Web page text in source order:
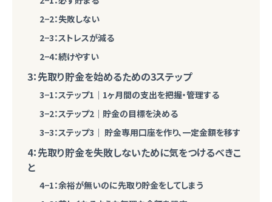
2−2：失敗しない
2−3：ストレスが減る
2−4：続けやすい
3：先取り貯金を始めるための3ステップ
3−1：ステップ1｜1ヶ月間の支出を把握・管理する
3−2：ステップ2｜貯金の目標を決める
3−3：ステップ3｜ 貯金専用口座を作り、一定金額を移す
4：先取り貯金を失敗しないために気をつけるべきこ
と
4−1：余裕が無いのに先取り貯金をしてしまう